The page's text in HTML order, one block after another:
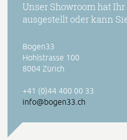
Unser Showroom hat
ausgestellt oder kann
Bogen33
Hohlstrasse 100
8004 Zürich
+41 (0)44 400 00 33
info@bogen33.ch